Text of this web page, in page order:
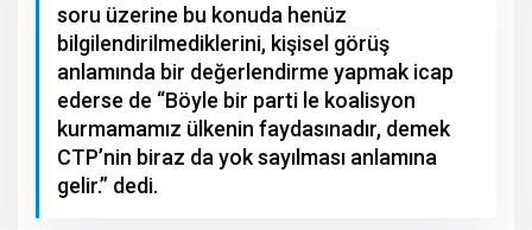
soru üzerine bu konuda henüz
bilgilendirilmediklerini, kişisel görüş
anlamında bir değerlendirme yapmak icap
ederse de “Böyle bir parti le koalisyon
kurmamamız ülkenin faydasınadır, demek
CTP’nin biraz da yok sayılması anlamına
gelir.” dedi.